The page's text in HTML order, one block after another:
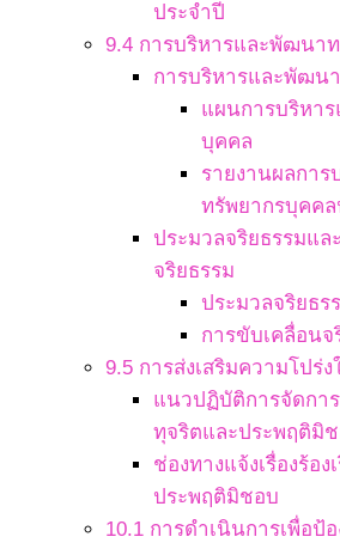
ประจำปี
9.4 การบริหารและพัฒนา
การบริหารและพัฒน
แผนการบริหา
บุคคล
รายงานผลกา
ทรัพยากรบุคคล
ประมวลจริยธรรมแล
จริยธรรม
ประมวลจริยธ
การขับเคลื่อนจ
9.5 การส่งเสริมความโปร่ง
แนวปฏิบัติการจัดการ
ทุจริตและประพฤติมิ
ช่องทางแจ้งเรื่องร้อ
ประพฤติมิชอบ
10.1 การดำเนินการเพื่อป้